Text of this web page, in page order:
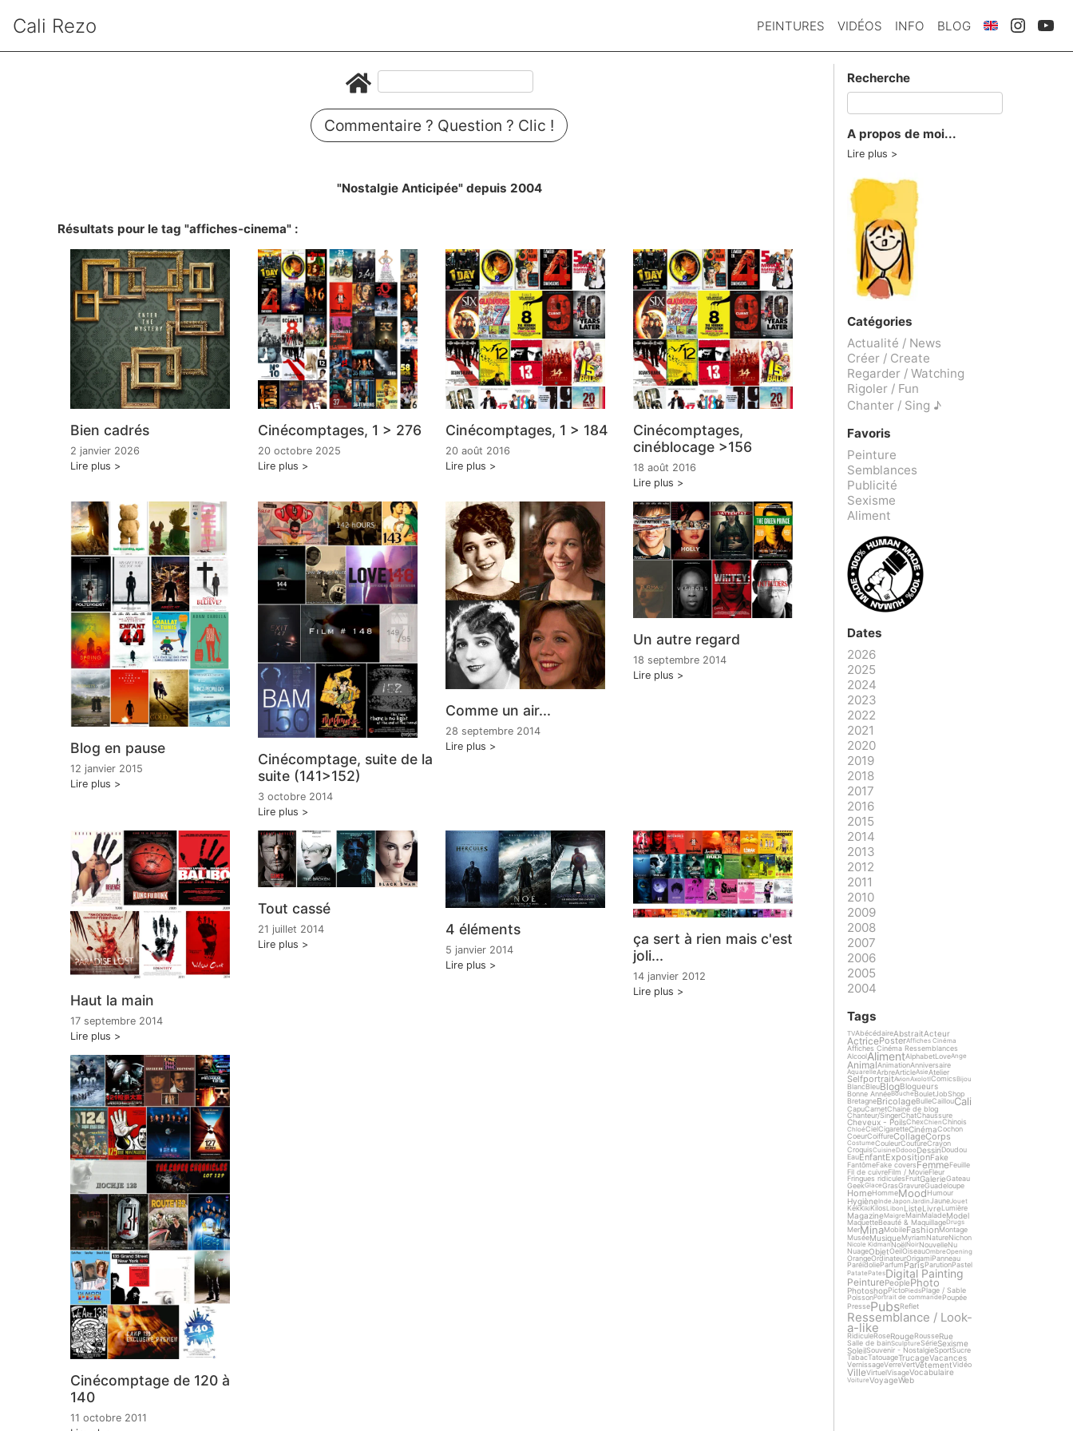
Cali Rezo PEINTURES VIDÉOS INFO BLOG
Commentaire ? Question ? Clic !
"Nostalgie Anticipée" depuis 2004
Résultats pour le tag "affiches-cinema" :
Bien cadrés
2 janvier 2026
Lire plus
Cinécomptages, 1 > 276
20 octobre 2025
Lire plus
Cinécomptages, 1 > 184
20 août 2016
Lire plus
Cinécomptages,
cinéblocage >156
18 août 2016
Lire plus
Blog en pause
12 janvier 2015
Lire plus
Cinécomptage, suite de la
suite (141>152)
3 octobre 2014
Lire plus
Comme un air...
28 septembre 2014
Lire plus
Un autre regard
18 septembre 2014
Lire plus
Haut la main
17 septembre 2014
Lire plus
Tout cassé
21 juillet 2014
Lire plus
4 éléments
5 janvier 2014
Lire plus
ça sert à rien mais c'est
joli...
14 janvier 2012
Lire plus
Cinécomptage de 120 à
140
11 octobre 2011
Recherche
A propos de moi...
Lire plus
Catégories
Actualité / News
Créer / Create
Regarder / Watching
Rigoler / Fun
Chanter / Sing ♪
Favoris
Peinture
Semblances
Publicité
Sexisme
Aliment
Dates
2026
2025
2024
2023
2022
2021
2020
2019
2018
2017
2016
2015
2014
2013
2012
2011
2010
2009
2008
2007
2006
2005
2004
Tags
TVAbécédaireAbstraitActeur
ActricePosterAffiches Cinéma
Affiches Cinéma Ressemblances
AlcoolAlimentAlphabetLoveAnge
AnimalAnimationAnniversaire
AquarelleArbreArticleAsieAtelier
SelfportraitAvionAxolotlComicsBijou
BlancBleuBlogBlogueurs
Bonne AnnéeBoucheBouletJobShop
BretagneBricolageBulleCaillouCali
CapuCarnetChaine de blog
Chanteur/SingerChatChaussure
Cheveux - PoilsChexChienChinois
ChloéCielCigaretteCinémaCochon
CoeurCoiffureCollageCorps
CostumeCouleurCoutureCrayon
CroquisCuisineDdoooDessinDoudou
EauEnfantExpositionFake
FantômeFake coversFemmeFeuille
Fil de cuivreFilm / MovieFleur
Fringues ridiculesFruitGalerieGateau
GeekGlaceGrasGravureGuadeloupe
HomeHommeMoodHumour
HygièneInde Japon JardinJaune Jouet
KekKikiKilosLibon ListeLivreLumière
MagazineMaigre MainMaladeModel
MaquetteBeauté & MaquillageDrugs
MerMinaMobileFashionMontage
MuséeMusiqueMyriamNatureNichon
Nicole KidmanNoëlNoirNouvelleNu
NuageObjetOeilOiseauOmbreOpening
OrangeOrdinateurOrigamiPanneau
ParéidolieParfumParisParutionPastel
PatatePatesDigital Painting
PeinturePeoplePhoto
PhotoshopPictoPiedsPlage / Sable
PoissonPortrait de commande Poupée
PressePubsReflet
Ressemblance / Look-
a-like
RidiculeRoseRougeRousseRue
Salle de bainSculptureSérieSexisme
SoleilSouvenir - NostalgieSportSucre
TabacTatouageTrucageVacances
VernissageVerreVertVêtementVidéo
VilleVirtuelVisageVocabulaire
VoitureVoyageWeb